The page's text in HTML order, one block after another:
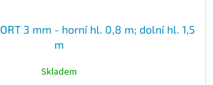
3 mm - horní hl. 0,8 m; dolní hl. 1,5
m
Skladem